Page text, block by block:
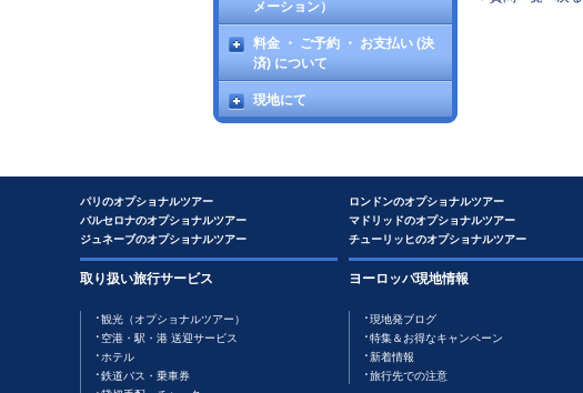
メーション）
料金 ・ ご予約 ・ お支払い (決
済) について
現地にて
パリのオプショナルツアー
バルセロナのオプショナルツアー
ジュネーブのオプショナルツアー
ロンドンのオプショナルツアー
マドリッドのオプショナルツアー
チューリッヒのオプショナルツアー
取り扱い旅行サービス
観光（オプショナルツアー）
空港・駅・港 送迎サービス
ホテル
鉄道バス・乗車券
ヨーロッパ現地情報
現地発ブログ
特集＆お得なキャンペーン
新着情報
旅行先での注意